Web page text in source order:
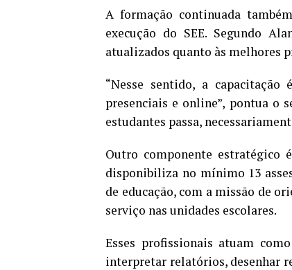
A formação continuada
execução do SEE. Segundo
atualizados quanto às melhores
“Nesse sentido, a
presenciais e online”, pontua o
estudantes passa,
Outro componente estratégico
disponibiliza no mínimo 13
de educação, com a missão de
serviço nas unidades escolares.
Esses profissionais atuam
interpretar relatórios, desenhar